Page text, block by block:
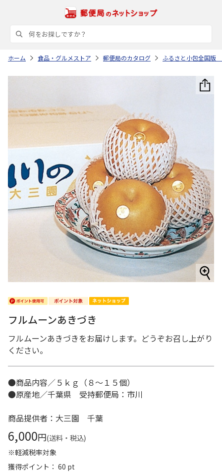
ホーム 食品・グルメストア 郵便局のカタログ ふるさと小包全国版
フルムーンあきづき
フルムーンあきづきをお届けします。どうぞお召し上がり
ください。
●商品内容／５ｋｇ（８～１５個）
●原産地／千葉県 受持郵便局：市川
商品提供者：大三園 千葉
6,000円(送料・税込)
※軽減税率対象
獲得ポイント： 60 pt